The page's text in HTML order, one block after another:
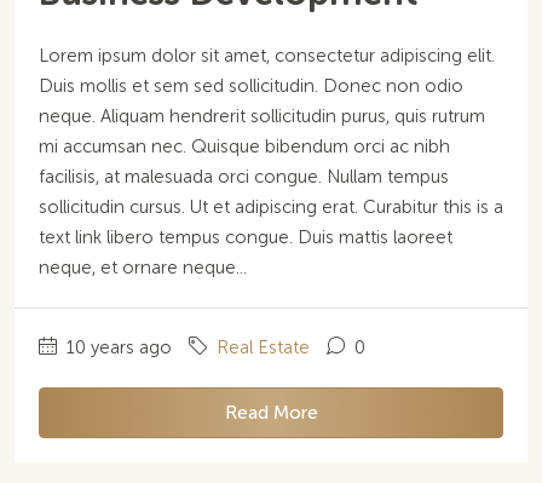
Lorem ipsum dolor sit amet, consectetur adipiscing elit.
Duis mollis et sem sed sollicitudin. Donec non odio
neque. Aliquam hendrerit sollicitudin purus, quis rutrum
mi accumsan nec. Quisque bibendum orci ac nibh
facilisis, at malesuada orci congue. Nullam tempus
sollicitudin cursus. Ut et adipiscing erat. Curabitur this is a
text link libero tempus congue. Duis mattis laoreet
neque, et ornare neque...
10 years ago Real Estate 0
Read More